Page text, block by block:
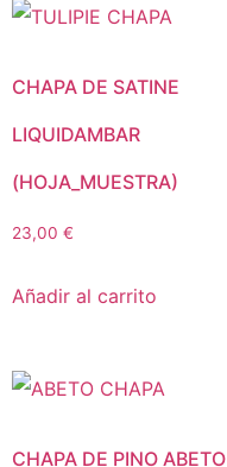
CHAPA DE SATINE
LIQUIDAMBAR
(HOJA_MUESTRA)
23,00 €
Añadir al carrito
CHAPA DE PINO ABETO